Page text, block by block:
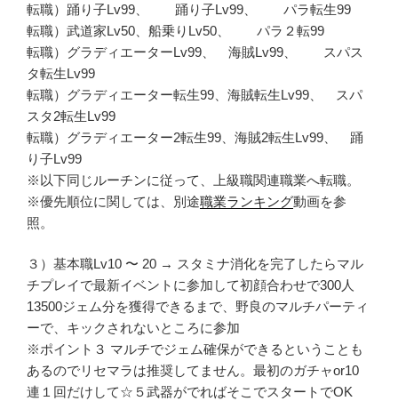
転職）踊り子Lv99、 踊り子Lv99、 パラ転生99
転職）武道家Lv50、船乗りLv50、 パラ２転99
転職）グラディエーターLv99、 海賊Lv99、 スパス
タ転生Lv99
転職）グラディエーター転生99、海賊転生Lv99、 スパ
スタ2転生Lv99
転職）グラディエーター2転生99、海賊2転生Lv99、 踊
り子Lv99
※以下同じルーチンに従って、上級職関連職業へ転職。
※優先順位に関しては、別途職業ランキング動画を参
照。
３）基本職Lv10 〜 20 → スタミナ消化を完了したらマル
チプレイで最新イベントに参加して初顔合わせで300人
13500ジェム分を獲得できるまで、野良のマルチパーティ
ーで、キックされないところに参加
※ポイント３ マルチでジェム確保ができるということも
あるのでリセマラは推奨してません。最初のガチャor10
連１回だけして☆５武器がでればそこでスタートでOK